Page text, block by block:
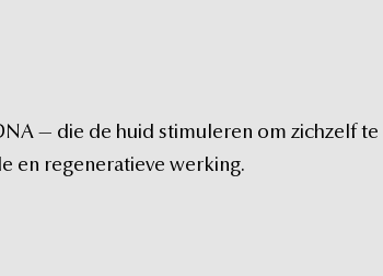
— die de huid stimuleren om zichzelf te
en regeneratieve werking.